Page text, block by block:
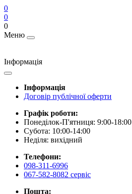
0
0
0
Меню
Інформація
Інформація
Договір публічної оферти
Графік роботи:
Понеділок-П'ятниця: 9:00-18:00
Субота: 10:00-14:00
Неділя: вихідний
Телефони:
098-311-6996
067-582-8082 сервіс
Пошта: